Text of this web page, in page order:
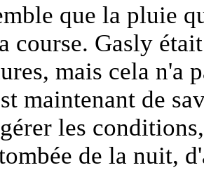
que la pluie
course. Gasly
mais cela n'a
maintenant de
les
de la nuit,